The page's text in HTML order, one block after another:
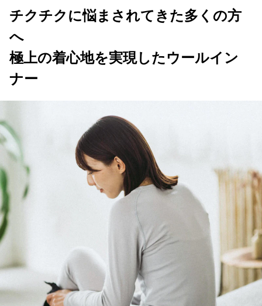
チクチクに悩まされてきた多くの方
へ
極上の着心地を実現したウールイン
ナー